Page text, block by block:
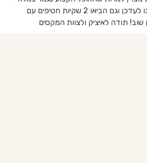
הציעו אוכל חלופי ודאגו לעדכן וגם הביאו 2 שקיות חטיפים עם
תודה לאיציק ולצוות המקסים